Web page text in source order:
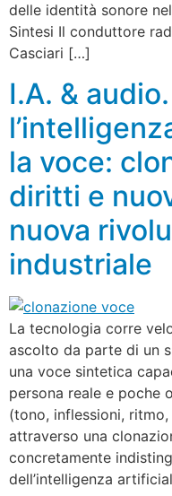
delle identità sonore
Sintesi Il conduttore
Casciari […]
I.A. &
la voce:
diritti e
nuova
industriale
La tecnologia corre
ascolto da parte di un
una voce sintetica
persona reale e poche
(tono, inflessioni,
attraverso una
concretamente
dell’intelligenza